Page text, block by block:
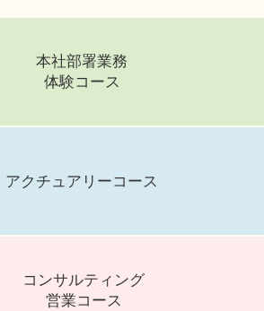
本社部署業務
体験コース
アクチュアリーコース
コンサルティング
営業コース